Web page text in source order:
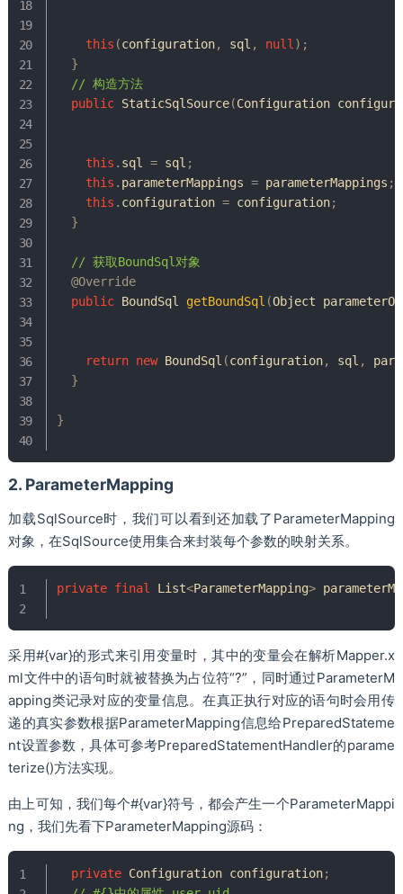
this (configuration, sql , null ) ;
}
// 构造方法
public StaticSqlSource(Configuration
this . sql = sql ;
this . parameterMappings = parameterMappings ;
this . configuration = configuration;
}
// 获取BoundSql对象
@Override
public BoundSql getBoundSql (Object
return new BoundSql (configuration, sql ,
}
}
2. ParameterMapping
加载SqlSource时，我们可以看到还加载了ParameterMapping
对象，在SqlSource使用集合来封装每个参数的映射关系。
private final List<ParameterMapping>
采用#{var}的形式来引用变量时，其中的变量会在解析Mapper.x
ml文件中的语句时就被替换为占位符“?”，同时通过ParameterM
apping类记录对应的变量信息。在真正执行对应的语句时会用传
递的真实参数根据ParameterMapping信息给PreparedStateme
nt设置参数，具体可参考PreparedStatementHandler的parame
terize()方法实现。
由上可知，我们每个#{var}符号，都会产生一个ParameterMappi
ng，我们先看下ParameterMapping源码：
private Configuration configuration;